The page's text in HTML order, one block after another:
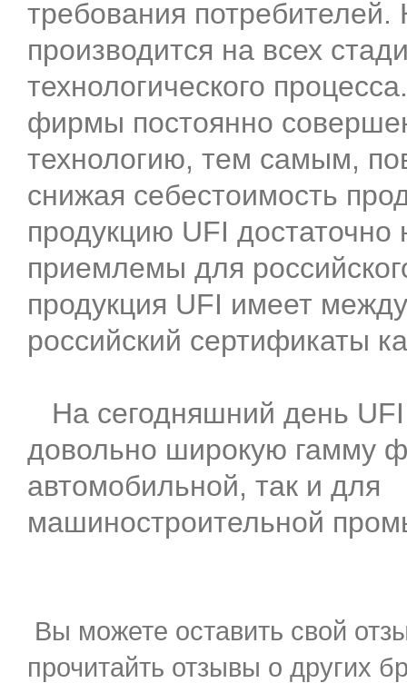
требования потребителей.
производится на всех
технологического
фирмы постоянно
технологию, тем самым,
снижая себестоимость
продукцию UFI достаточно
приемлемы для
продукция UFI имеет
российский сертификаты
На сегодняшний день UFI
довольно широкую гамму
автомобильной, так и для
машиностроительной
Вы можете оставить свой
прочитайть отзывы о других